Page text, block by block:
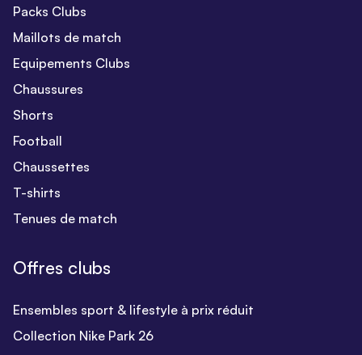
Packs Clubs
Maillots de match
Equipements Clubs
Chaussures
Shorts
Football
Chaussettes
T-shirts
Tenues de match
Offres clubs
Ensembles sport & lifestyle à prix réduit
Collection Nike Park 26